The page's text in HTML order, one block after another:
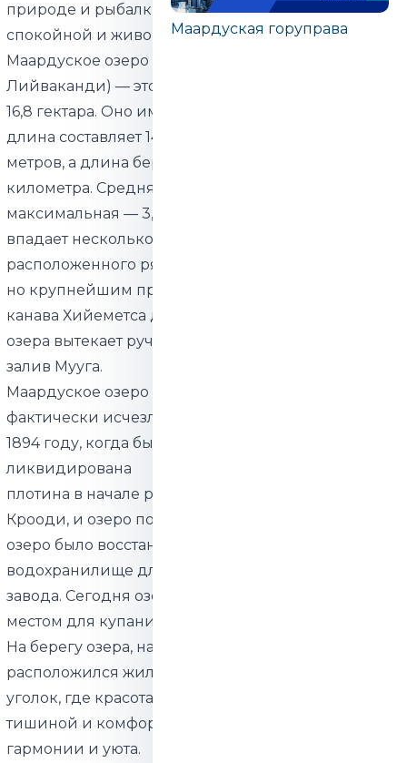
природе и рыбалки, где можно насладиться
спокойной и живописной атмосферой.
Маардуское озеро (также известное как
Лийваканди) — это природное озеро площадью
16,8 гектара. Оно имеет слегка вытянутую форму:
длина составляет 1400 метров, ширина — 920
метров, а длина береговой линии — 5,876
километра. Средняя глубина озера — 1,5 метра, а
максимальная — 3,7 метра. В Маардуское озеро
впадает несколько водотоков, включая воду из
расположенного рядом южного карьера Маарду,
но крупнейшим притоком является
канава Хийеметса длиной около 4 километров. Из
озера вытекает ручей Крооди, который впадает в
залив Мууга.
Маардуское озеро
фактически исчезло в
1894 году, когда была
ликвидирована
плотина в начале ручья
Крооди, и озеро полностью осушилось. В 1939 году
озеро было восстановлено и использовалось как
водохранилище для Маардуского химического
завода. Сегодня озеро является популярным
местом для купания и рыбалки.
На берегу озера, на территории города Маарду,
расположился жилой район Приозерный —
уголок, где красота природы переплетается с
тишиной и комфортом, создавая атмосферу
гармонии и уюта.
Маардуская горуправа